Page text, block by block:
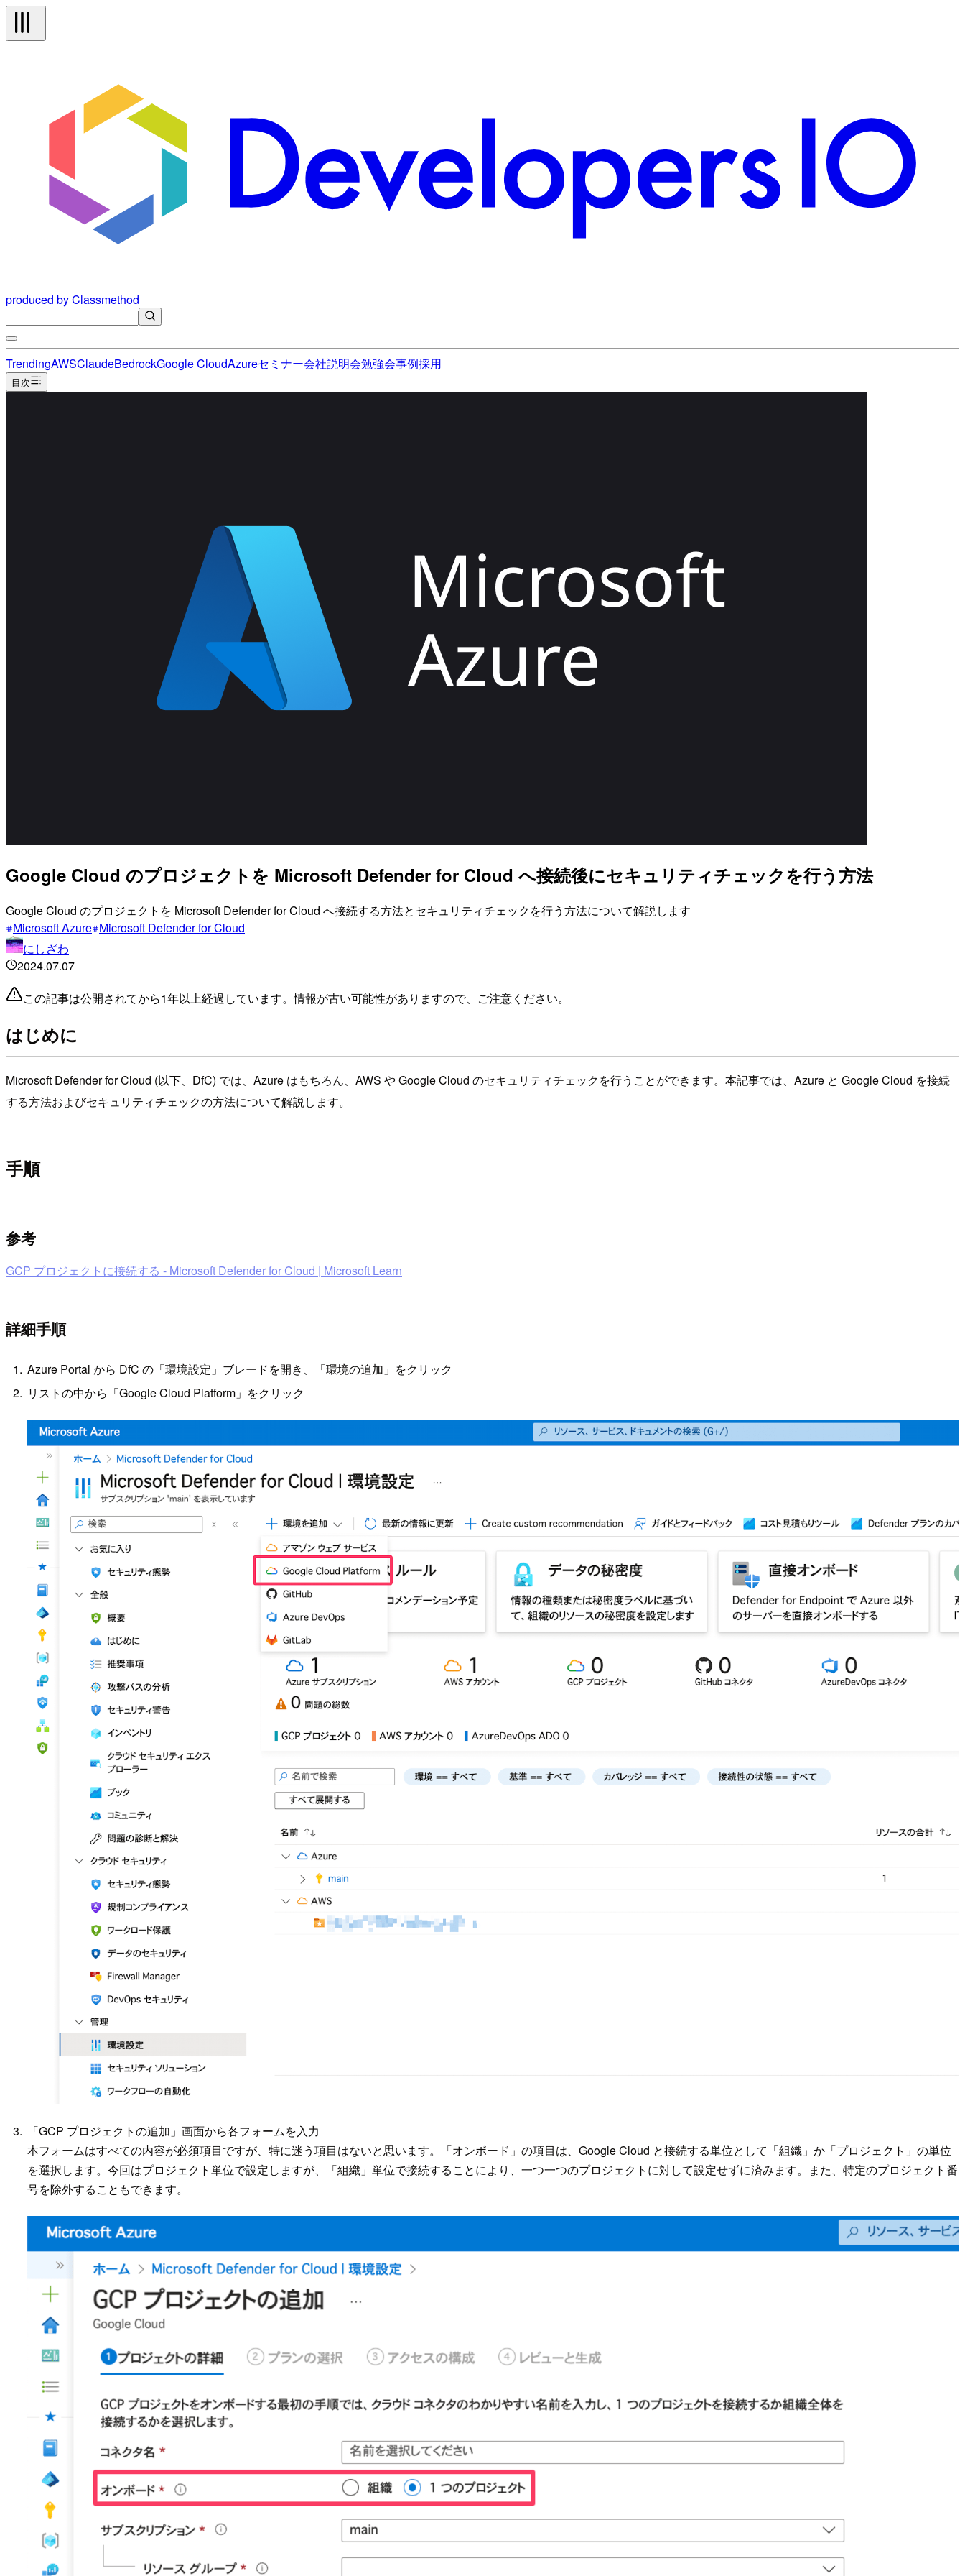
produced by Classmethod
TrendingAWSClaudeBedrockGoogle CloudAzureセミナー会社説明会勉強会事例採用
目次
Google Cloud のプロジェクトを Microsoft Defender for Cloud へ接続後にセキュリティチェックを行う方法
Google Cloud のプロジェクトを Microsoft Defender for Cloud へ接続する方法とセキュリティチェックを行う方法について解説します
Microsoft Azure Microsoft Defender for Cloud
にしざわ
2024.07.07
この記事は公開されてから1年以上経過しています。情報が古い可能性がありますので、ご注意ください。
はじめに
Microsoft Defender for Cloud (以下、DfC) では、Azure はもちろん、AWS や Google Cloud のセキュリティチェックを行うことができます。本記事では、Azure と Google Cloud を接続
する方法およびセキュリティチェックの方法について解説します。
手順
参考
GCP プロジェクトに接続する - Microsoft Defender for Cloud | Microsoft Learn
詳細手順
Azure Portal から DfC の「環境設定」ブレードを開き、「環境の追加」をクリック
リストの中から「Google Cloud Platform」をクリック
「GCP プロジェクトの追加」画面から各フォームを入力
本フォームはすべての内容が必須項目ですが、特に迷う項目はないと思います。「オンボード」の項目は、Google Cloud と接続する単位として「組織」か「プロジェクト」の単位
を選択します。今回はプロジェクト単位で設定しますが、「組織」単位で接続することにより、一つ一つのプロジェクトに対して設定せずに済みます。また、特定のプロジェクト番
号を除外することもできます。